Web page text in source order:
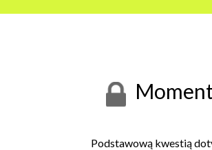
Podstawową kwestią